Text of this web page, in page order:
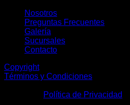
Nosotros
Preguntas Frecuentes
Galería
Sucursales
Contacto
Copyright2026 ©
Términos y Condiciones
Política de Privacidad